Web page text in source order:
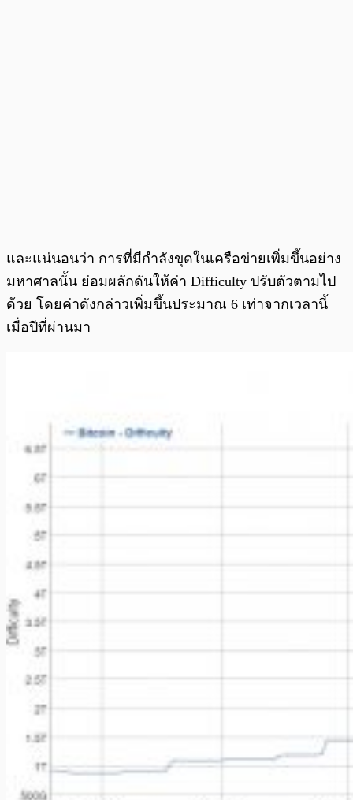
และแน่นอนว่า การที่มีกำลังขุดในเครือข่ายเพิ่มขึ้นอย่าง
มหาศาลนั้น ย่อมผลักดันให้ค่า Difficulty ปรับตัวตามไป
ด้วย โดยค่าดังกล่าวเพิ่มขึ้นประมาณ 6 เท่าจากเวลานี้
เมื่อปีที่ผ่านมา